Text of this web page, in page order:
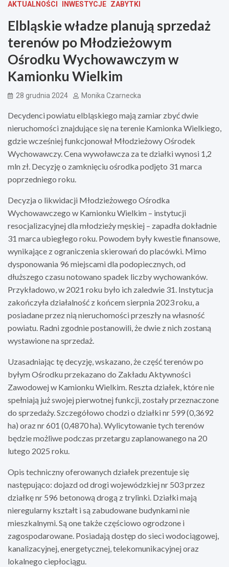
AKTUALNOŚCI INWESTYCJE ZABYTKI
Elbląskie władze planują sprzedaż
terenów po Młodzieżowym
Ośrodku Wychowawczym w
Kamionku Wielkim
28 grudnia 2024 Monika Czarnecka
Decydenci powiatu elbląskiego mają zamiar zbyć dwie
nieruchomości znajdujące się na terenie Kamionka Wielkiego,
gdzie wcześniej funkcjonował Młodzieżowy Ośrodek
Wychowawczy. Cena wywoławcza za te działki wynosi 1,2
mln zł. Decyzję o zamknięciu ośrodka podjęto 31 marca
poprzedniego roku.
Decyzja o likwidacji Młodzieżowego Ośrodka
Wychowawczego w Kamionku Wielkim – instytucji
resocjalizacyjnej dla młodzieży męskiej – zapadła dokładnie
31 marca ubiegłego roku. Powodem były kwestie finansowe,
wynikające z ograniczenia skierowań do placówki. Mimo
dysponowania 96 miejscami dla podopiecznych, od
dłuższego czasu notowano spadek liczby wychowanków.
Przykładowo, w 2021 roku było ich zaledwie 31. Instytucja
zakończyła działalność z końcem sierpnia 2023 roku, a
posiadane przez nią nieruchomości przeszły na własność
powiatu. Radni zgodnie postanowili, że dwie z nich zostaną
wystawione na sprzedaż.
Uzasadniając tę decyzję, wskazano, że część terenów po
byłym Ośrodku przekazano do Zakładu Aktywności
Zawodowej w Kamionku Wielkim. Reszta działek, które nie
spełniają już swojej pierwotnej funkcji, zostały przeznaczone
do sprzedaży. Szczegółowo chodzi o działki nr 599 (0,3692
ha) oraz nr 601 (0,4870 ha). Wylicytowanie tych terenów
będzie możliwe podczas przetargu zaplanowanego na 20
lutego 2025 roku.
Opis techniczny oferowanych działek prezentuje się
następująco: dojazd od drogi wojewódzkiej nr 503 przez
działkę nr 596 betonową drogą z trylinki. Działki mają
nieregularny kształt i są zabudowane budynkami nie
mieszkalnymi. Są one także częściowo ogrodzone i
zagospodarowane. Posiadają dostęp do sieci wodociągowej,
kanalizacyjnej, energetycznej, telekomunikacyjnej oraz
lokalnego ciepłociągu.